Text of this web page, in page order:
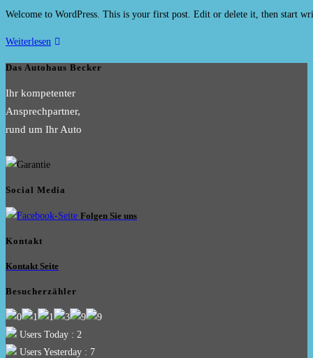
Welcome to WordPress. This is your first post. Edit or delete it, then start
Weiterlesen Hello
Das Autohaus Becker
Ihr kompetenter
Ansprechpartner,
rund um Ihr Auto
Social Media
Folgen Sie uns
Kontakt
Kontakt Seite
Besucherzähler
Users Today : 2
Users Yesterday : 7